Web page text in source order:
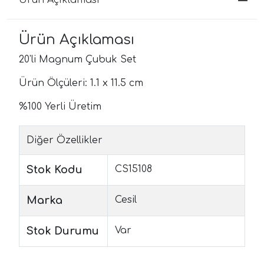
Ürün Açıklaması
20'li Magnum Çubuk Set
Ürün Ölçüleri: 1.1 x 11.5 cm
%100 Yerli Üretim
Diğer Özellikler
Stok Kodu CS15108
Marka Cesil
Stok Durumu Var